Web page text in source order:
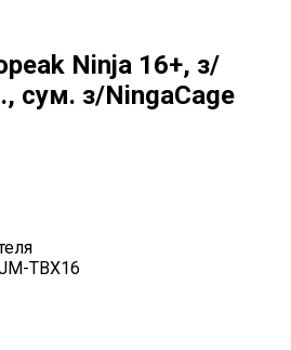
Ninja 16+, з/
сум. з/NingaCage
TBX16